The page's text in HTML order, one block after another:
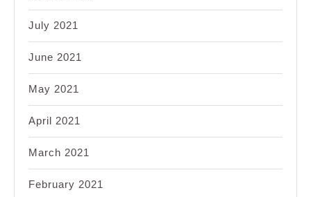
July 2021
June 2021
May 2021
April 2021
March 2021
February 2021